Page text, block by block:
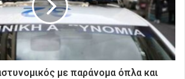
με παράνομα όπλα και